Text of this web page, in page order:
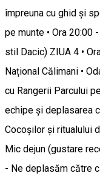
împreuna cu ghid și
pe munte • Ora 20:00
stil Dacic) ZIUA 4 •
Național Călimani •
cu Rangerii Parcului
echipe și deplasarea
Cocoșilor și ritualului
Mic dejun (gustare
- Ne deplasăm către